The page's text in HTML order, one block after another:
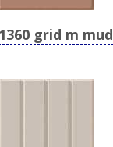
grid m mud